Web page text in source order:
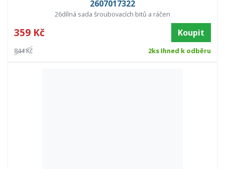
2607017322
26dílná sada šroubovacích bitů a ráčen
359 Kč Koupit
844 Kč 2ks Ihned k odběru